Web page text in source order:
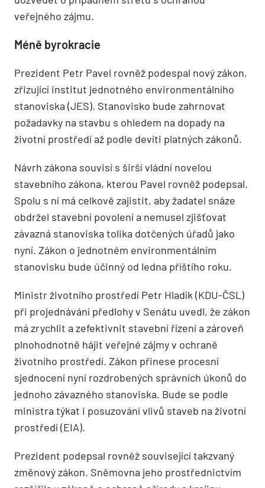
veřejného zájmu.
Méně byrokracie
Prezident Petr Pavel rovněž podespal nový zákon,
zřizující institut jednotného environmentálního
stanoviska (JES). Stanovisko bude zahrnovat
požadavky na stavbu s ohledem na dopady na
životní prostředí až podle devíti platných zákonů.
Návrh zákona souvisí s širší vládní novelou
stavebního zákona, kterou Pavel rovněž podepsal.
Spolu s ní má celkově zajistit, aby žadatel snáze
obdržel stavební povolení a nemusel zjišťovat
závazná stanoviska tolika dotčených úřadů jako
nyní. Zákon o jednotném environmentálním
stanovisku bude účinný od ledna příštího roku.
Ministr životního prostředí Petr Hladík (KDU-ČSL)
při projednávání předlohy v Senátu uvedl, že zákon
má zrychlit a zefektivnit stavební řízení a zároveň
plnohodnotně hájit veřejné zájmy v ochraně
životního prostředí. Zákon přinese procesní
sjednocení nyní rozdrobených správních úkonů do
jednoho závazného stanoviska. Bude se podle
ministra týkat i posuzování vlivů staveb na životní
prostředí (EIA).
Prezident podepsal rovněž související takzvaný
změnový zákon. Sněmovna jeho prostřednictvím